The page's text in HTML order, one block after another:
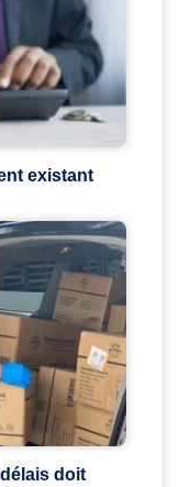
existant
doit